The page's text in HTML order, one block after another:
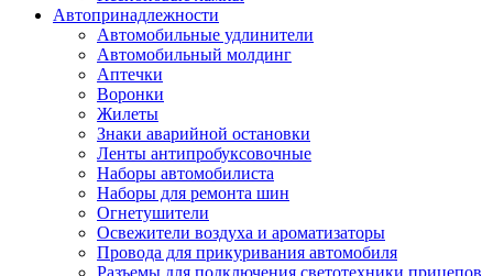
Автопринадлежности
Автомобильные удлинители
Автомобильный молдинг
Аптечки
Воронки
Жилеты
Знаки аварийной остановки
Ленты антипробуксовочные
Наборы автомобилиста
Наборы для ремонта шин
Огнетушители
Освежители воздуха и ароматизаторы
Провода для прикуривания автомобиля
Разъемы для подключения светотехники прицепов